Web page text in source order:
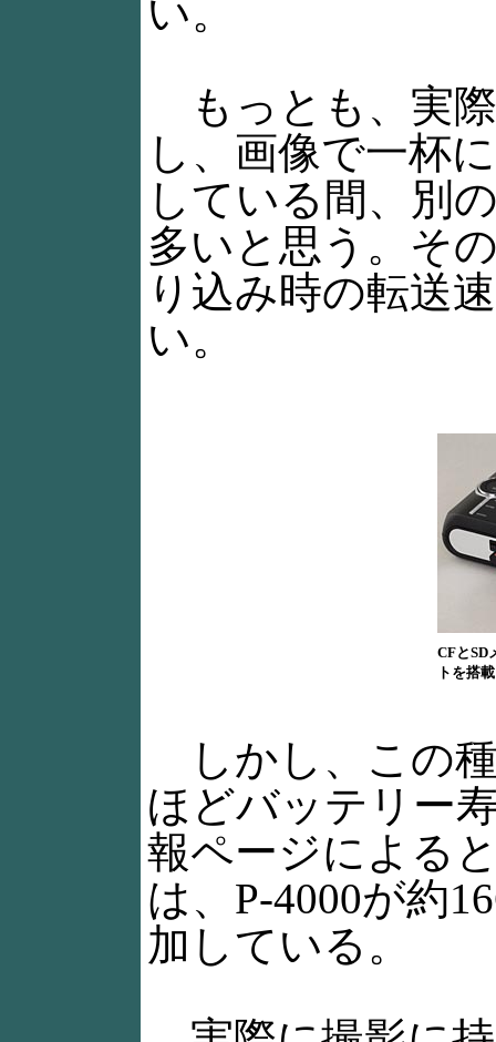
い。
もっとも、実
し、画像で一杯
している間、別
多いと思う。そ
り込み時の転送
い。
CFとSD
トを搭載
しかし、この
ほどバッテリー
報ページによる
は、P-4000が約
加している。